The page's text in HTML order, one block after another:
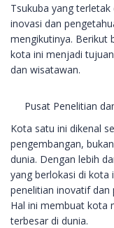
Tsukuba yang
inovasi dan
mengikutinya. Berikut
kota ini menjadi
dan wisatawan.
Pusat Penelitian
Kota satu ini dikenal
pengembangan,
dunia. Dengan lebih
yang berlokasi di kota
penelitian inovatif dan
Hal ini membuat kota
terbesar di dunia.